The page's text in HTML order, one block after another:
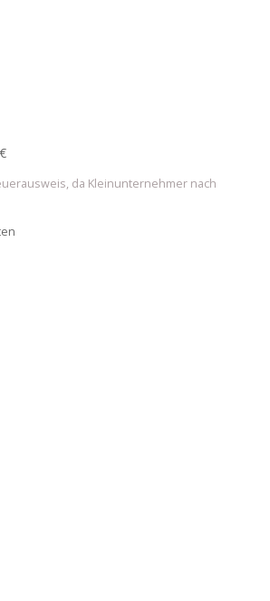
€
da Kleinunternehmer nach